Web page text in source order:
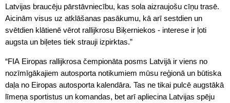
Latvijas braucēju pārstāvniecību, kas sola aizraujošu cīņu trasē.
Aicinām visus uz atklāšanas pasākumu, kā arī sestdien un
svētdien klātienē vērot rallijkrosu Biķerniekos - interese ir ļoti
augsta un biļetes tiek strauji izpirktas.”
“FIA Eiropas rallijkrosa čempionāta posms Latvijā ir viens no
nozīmīgākajiem autosporta notikumiem mūsu reģionā un būtiska
daļa no Eiropas autosporta kalendāra. Tas ne tikai pulcē augstākā
līmeņa sportistus un komandas, bet arī apliecina Latvijas spēju